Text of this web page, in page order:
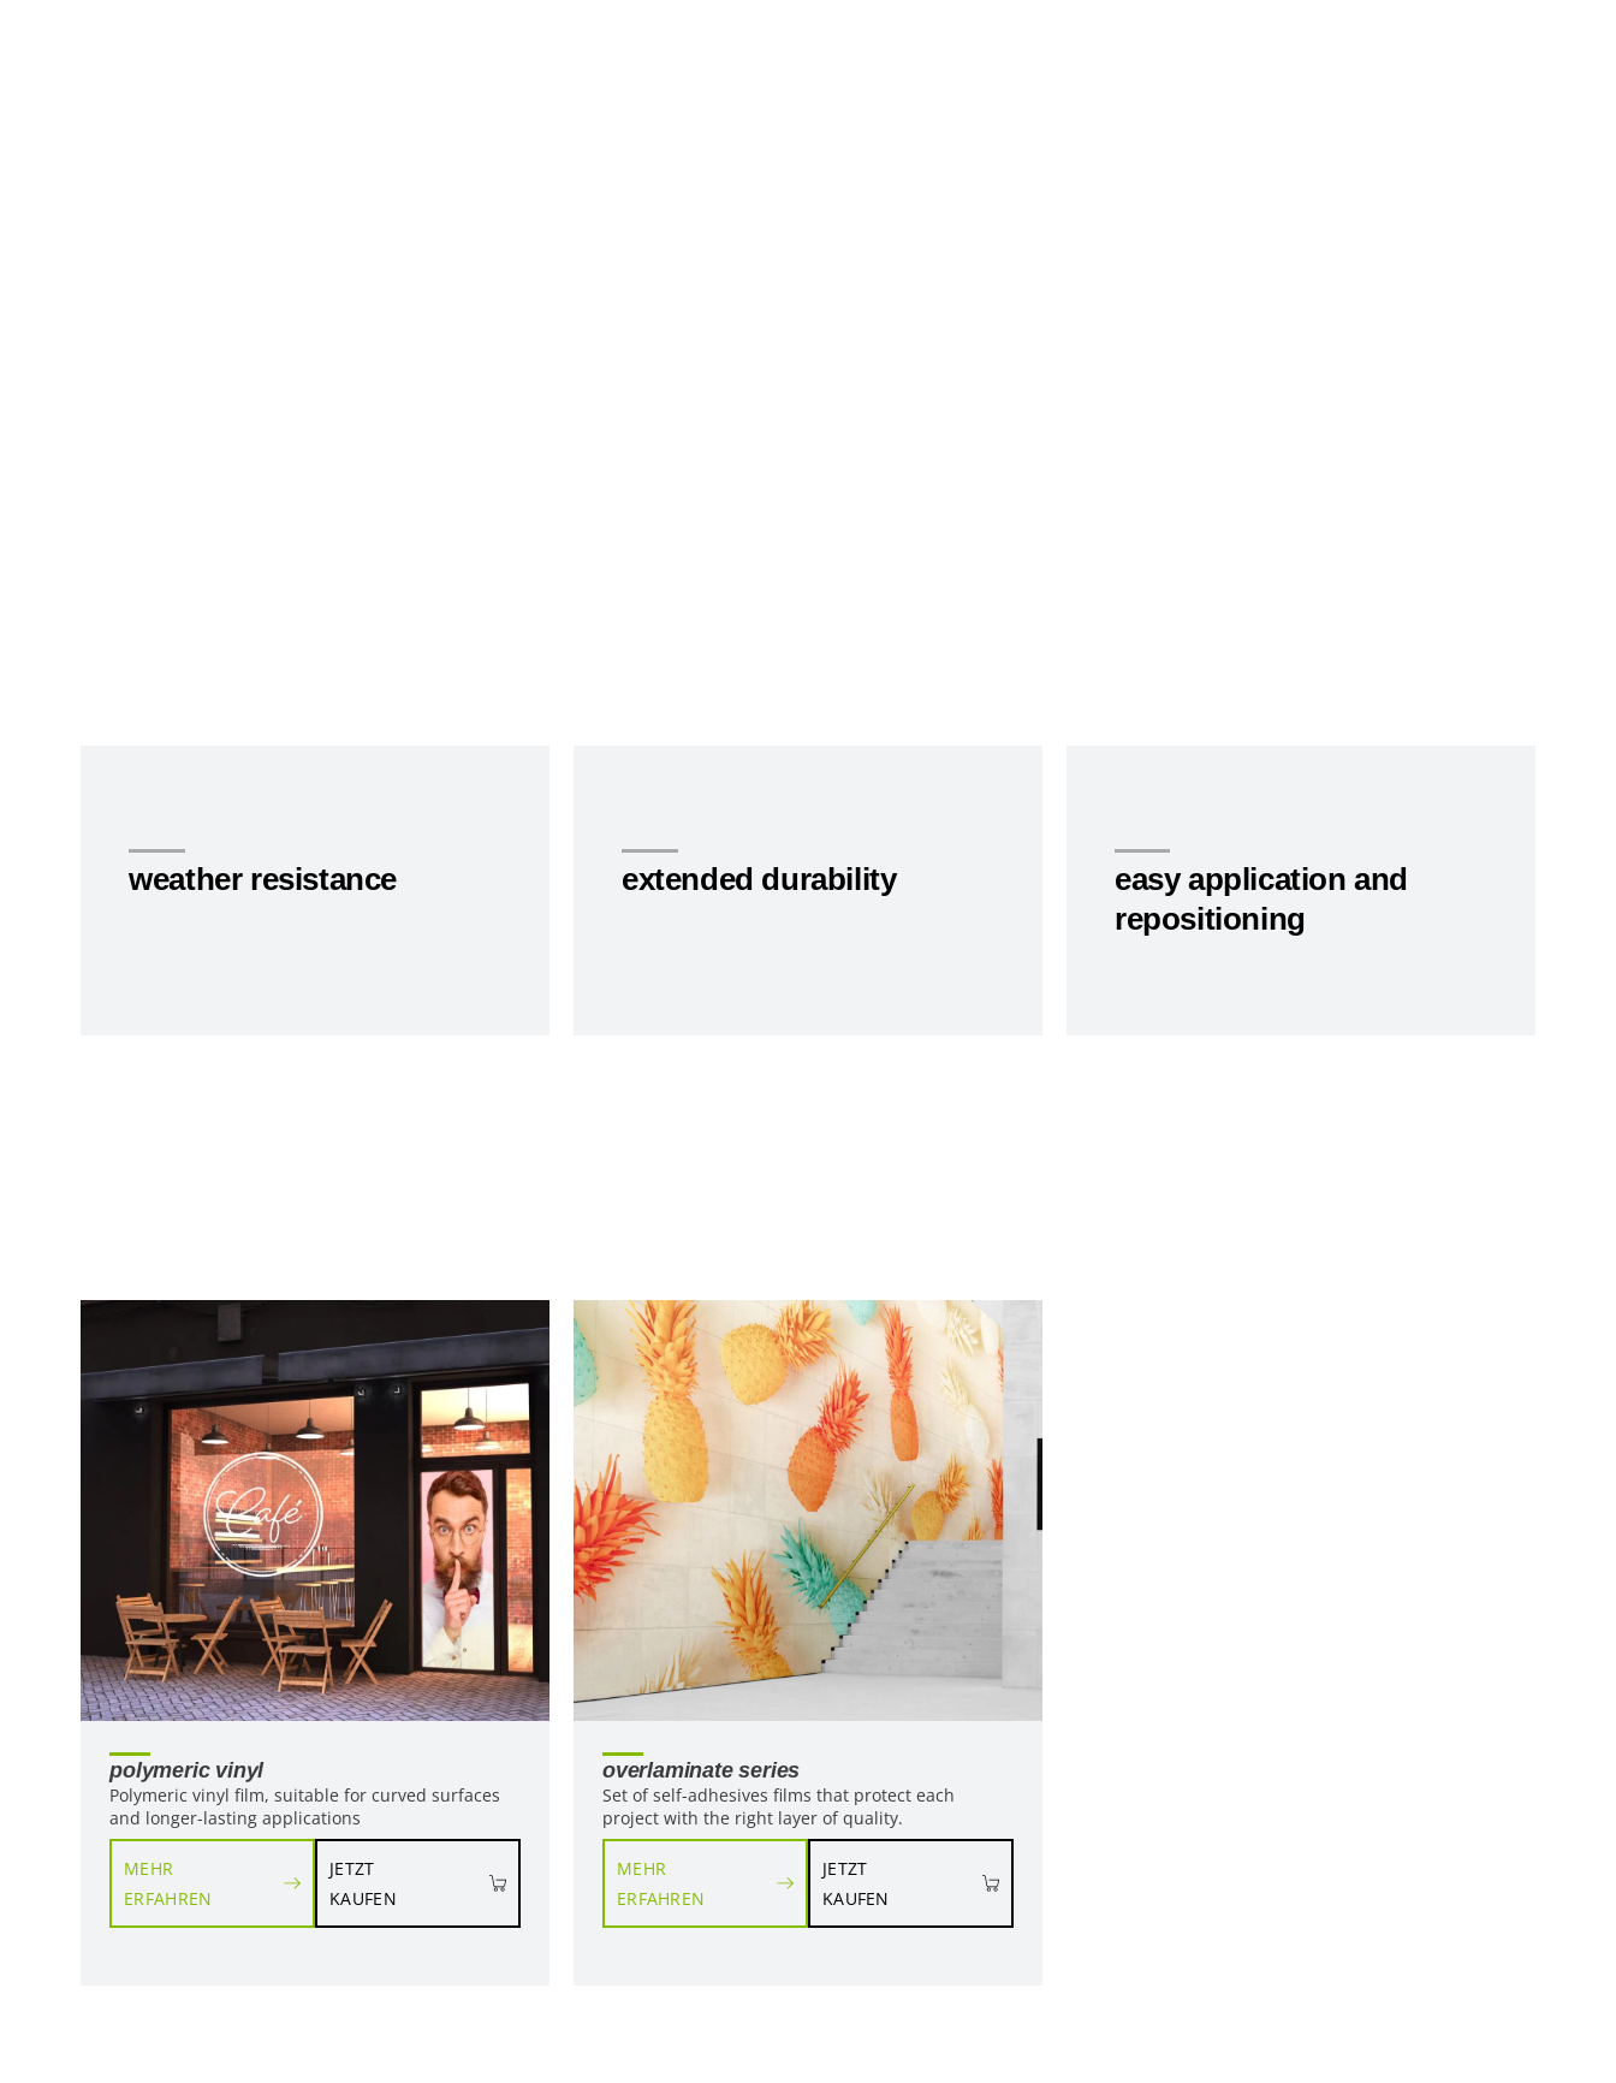
weather resistance extended durability
easy application and
repositioning
polymeric vinyl
Polymeric vinyl film, suitable for curved surfaces
and longer-lasting applications
MEHR
ERFAHREN
JETZT
KAUFEN
overlaminate series
Set of self-adhesives films that protect each
project with the right layer of quality.
MEHR
ERFAHREN
JETZT
KAUFEN